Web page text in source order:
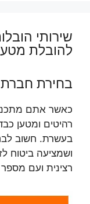
שירותי
להובלת
בחירת
כאשר אתם
רהיטים ומטען
בעשרת. חשוב
ושמציעה ביטוח
רצינית ועם מספר